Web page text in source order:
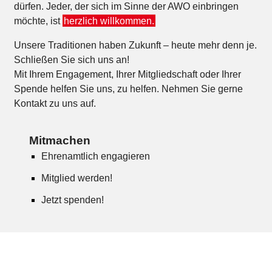
dürfen. Jeder, der sich im Sinne der AWO einbringen
möchte, ist herzlich willkommen.
Unsere Traditionen haben Zukunft – heute mehr denn je.
Schließen Sie sich uns an!
Mit Ihrem Engagement, Ihrer Mitgliedschaft oder Ihrer
Spende helfen Sie uns, zu helfen. Nehmen Sie gerne
Kontakt zu uns auf.
Mitmachen
Ehrenamtlich engagieren
Mitglied werden!
Jetzt spenden!